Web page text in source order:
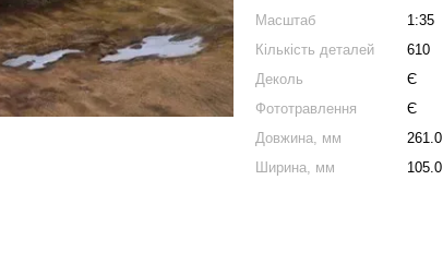
Масштаб
1:35
Кількість деталей
610
Деколь
Є
Фототравлення
Є
Довжина, мм
261.0
Ширина, мм
105.0